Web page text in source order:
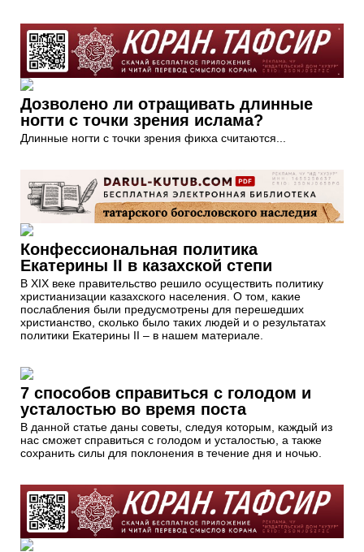
Дозволено ли отращивать длинные
ногти с точки зрения ислама?
Длинные ногти с точки зрения фикха считаются...
Конфессиональная политика
Екатерины II в казахской степи
В XIX веке правительство решило осуществить политику
христианизации казахского населения. О том, какие
послабления были предусмотрены для перешедших
христианство, сколько было таких людей и о результатах
политики Екатерины II – в нашем материале.
7 способов справиться с голодом и
усталостью во время поста
В данной статье даны советы, следуя которым, каждый из
нас сможет справиться с голодом и усталостью, а также
сохранить силы для поклонения в течение дня и ночью.